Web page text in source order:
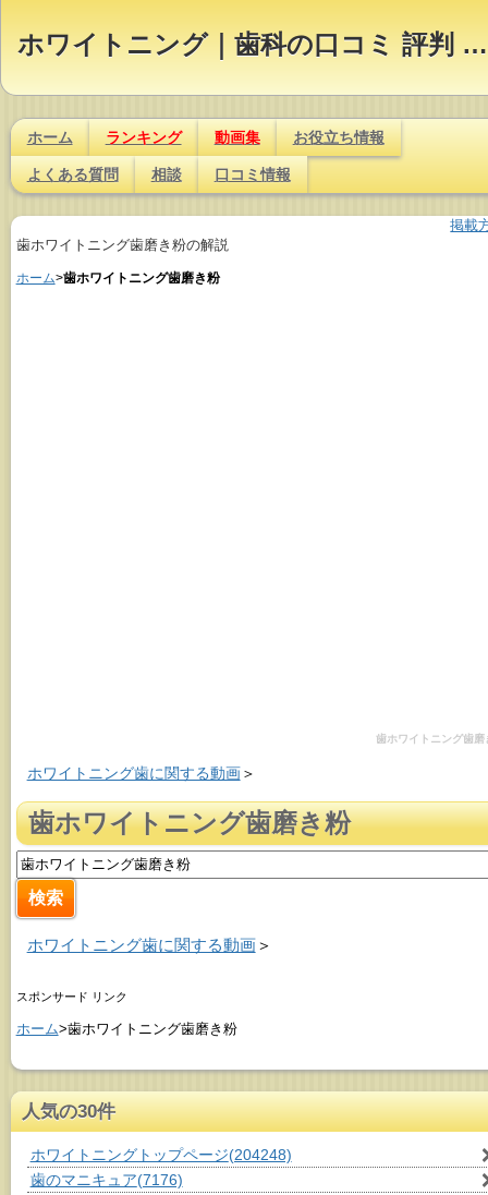
ホワイトニング｜歯科の口コミ 評判 ランキング【Dr.NAVI】
ホーム ランキング 動画集 お役立ち情報
よくある質問 相談 口コミ情報
掲載
歯ホワイトニング歯磨き粉の解説
ホーム>歯ホワイトニング歯磨き粉
歯ホワイトニング歯磨
ホワイトニング歯に関する動画＞
歯ホワイトニング歯磨き粉
ホワイトニング歯に関する動画＞
スポンサード リンク
ホーム>歯ホワイトニング歯磨き粉
人気の30件
ホワイトニングトップページ(204248)
歯のマニキュア(7176)